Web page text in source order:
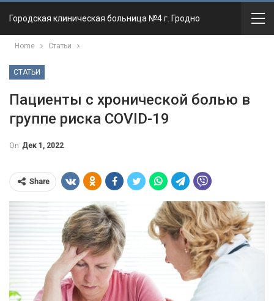
Городская клиническая больница №4 г. Гродно
Home Статьи
СТАТЬИ
Пациенты с хронической болью в
группе риска COVID-19
On Дек 1, 2022
Share